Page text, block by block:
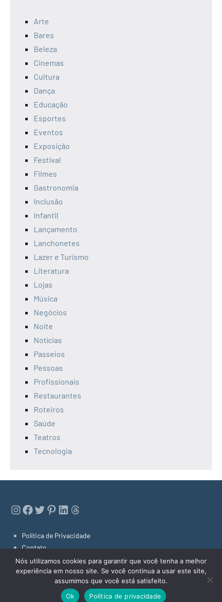
Arte
Bares
Beleza
Cinemas
Cultura
Dança
Educação
Esportes
Eventos
Exposição
Festival
Filmes
Gastronomia
Inclusão
Infantil
Lançamento
Lanchonetes
Lazer e Turismo
Literatura
Lojas
Música
Negócios
Noite
Notícias
Passeios
Pessoas
Profissionais
Restaurantes
Roteiros
Saúde
Teatros
Tecnologia
Instagram
Facebook
Twitter
Pinterest
LinkedIn
Threads
Política de Privacidade
Contato
Links Úteis
Dicas de Niterói 2022
Tema do WordPress: Occasio by ThemeZee.
Nós utilizamos cookies para garantir que você tenha a melhor
experiência em nosso site. Se você continua a usar este site,
assumimos que você está satisfeito.
Ok
Política de privacidade